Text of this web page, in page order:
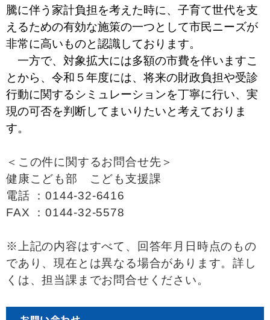
騰に伴う家計負担を考えた時に、子育て世代を支
えるための有効な施策の一つとして市民ニーズが
非常に高いものと認識しております。
一方で、対象拡大には多額の市費を伴いますこ
とから、令和５年度には、将来の財政負担や受診
行動に関するシミュレーションを丁寧に行い、実
現の可否を判断してまいりたいと考えておりま
す。
＜この件に関するお問合せ先＞
健康こども部 こども支援課
電話 ：0144-32-6416
FAX ：0144-32-5578
※上記の内容はすべて、回答年月日時点のもの
であり、現在とは異なる場合があります。詳し
くは、担当課までお問合せください。